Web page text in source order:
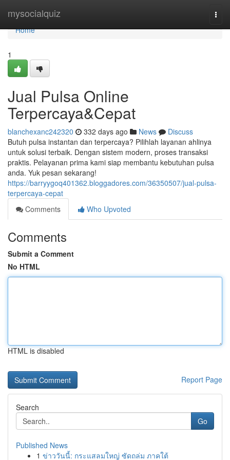
mysocialquiz
Home
Home
1
Jual Pulsa Online
Terpercaya&Cepat
blanchexanc242320 332 days ago News
Discuss
Butuh pulsa instantan dan terpercaya? Pilihlah layanan ahlinya
untuk solusi terbaik. Dengan sistem modern, proses transaksi
praktis. Pelayanan prima kami siap membantu kebutuhan pulsa
anda. Yuk pesan sekarang!
https://barryygoq401362.bloggadores.com/36350507/jual-pulsa-
terpercaya-cepat
Comments
Who Upvoted
Comments
Submit a Comment
No HTML
HTML is disabled
Report Page
Search
Go
Published News
1 ข่าววันนี้: กระแสลมใหญ่ ซัดถล่ม ภาคใต้